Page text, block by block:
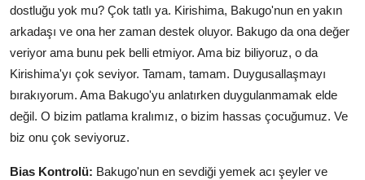
dostluğu yok mu? Çok tatlı ya. Kirishima, Bakugo'nun en yakın
arkadaşı ve ona her zaman destek oluyor. Bakugo da ona değer
veriyor ama bunu pek belli etmiyor. Ama biz biliyoruz, o da
Kirishima'yı çok seviyor. Tamam, tamam. Duygusallaşmayı
bırakıyorum. Ama Bakugo'yu anlatırken duygulanmamak elde
değil. O bizim patlama kralımız, o bizim hassas çocuğumuz. Ve
biz onu çok seviyoruz.
Bias Kontrolü: Bakugo'nun en sevdiği yemek acı şeyler ve